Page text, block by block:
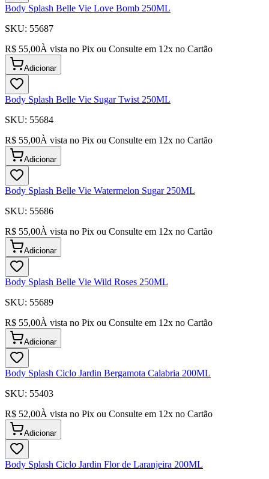
Body Splash Belle Vie Love Bomb 250ML
SKU: 55687
R$ 55,00À vista no Pix ou Consulte em 12x no Cartão
Adicionar
Body Splash Belle Vie Sugar Twist 250ML
SKU: 55684
R$ 55,00À vista no Pix ou Consulte em 12x no Cartão
Adicionar
Body Splash Belle Vie Watermelon Sugar 250ML
SKU: 55686
R$ 55,00À vista no Pix ou Consulte em 12x no Cartão
Adicionar
Body Splash Belle Vie Wild Roses 250ML
SKU: 55689
R$ 55,00À vista no Pix ou Consulte em 12x no Cartão
Adicionar
Body Splash Ciclo Jardin Bergamota Calabria 200ML
SKU: 55403
R$ 52,00À vista no Pix ou Consulte em 12x no Cartão
Adicionar
Body Splash Ciclo Jardin Flor de Laranjeira 200ML